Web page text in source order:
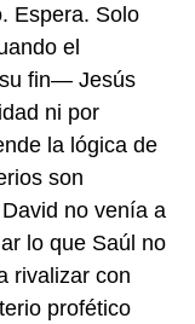
Espera. Solo
el
fin— Jesús
ni por
la lógica de
son
no venía a
lo que Saúl no
rivalizar con
profético